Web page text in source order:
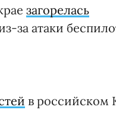
загорелась
за атаки
в российском